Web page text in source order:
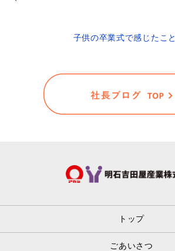
子供の卒業式で感じたこと
トップ
ごあいさつ